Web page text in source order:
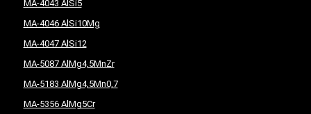
MA-4043 AlSi5
MA-4046 AlSi10Mg
MA-4047 AlSi12
MA-5087 AlMg4,5MnZr
MA-5183 AlMg4,5Mn0,7
MA-5356 AlMg5Cr